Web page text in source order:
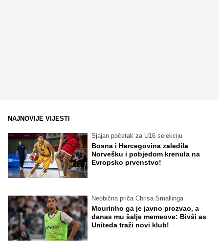
NAJNOVIJE VIJESTI
Sjajan početak za U16 selekciju
Bosna i Hercegovina zaledila
Norvešku i pobjedom krenula na
Evropsko prvenstvo!
Neobična priča Chrisa Smallinga
Mourinho ga je javno prozvao, a
danas mu šalje memeove: Bivši as
Uniteda traži novi klub!